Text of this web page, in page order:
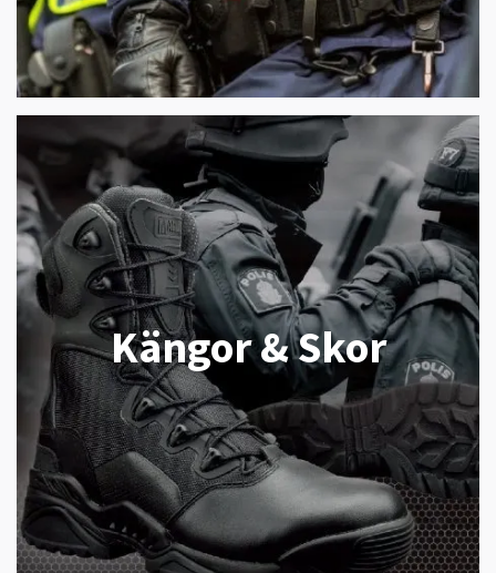
Kängor & Skor